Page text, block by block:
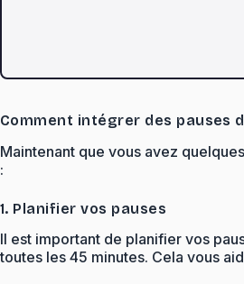
Comment intégrer des pauses
Maintenant que vous avez
:
1. Planifier vos pauses
Il est important de planifier vos
toutes les 45 minutes. Cela vous